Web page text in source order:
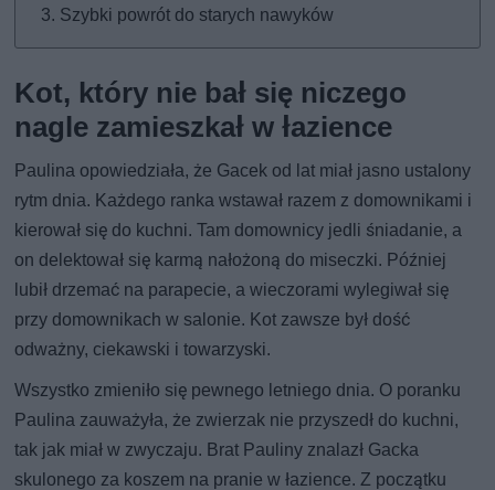
Szybki powrót do starych nawyków
Kot, który nie bał się niczego
nagle zamieszkał w łazience
Paulina opowiedziała, że Gacek od lat miał jasno ustalony
rytm dnia. Każdego ranka wstawał razem z domownikami i
kierował się do kuchni. Tam domownicy jedli śniadanie, a
on delektował się karmą nałożoną do miseczki. Później
lubił drzemać na parapecie, a wieczorami wylegiwał się
przy domownikach w salonie. Kot zawsze był dość
odważny, ciekawski i towarzyski.
Wszystko zmieniło się pewnego letniego dnia. O poranku
Paulina zauważyła, że zwierzak nie przyszedł do kuchni,
tak jak miał w zwyczaju. Brat Pauliny znalazł Gacka
skulonego za koszem na pranie w łazience. Z początku